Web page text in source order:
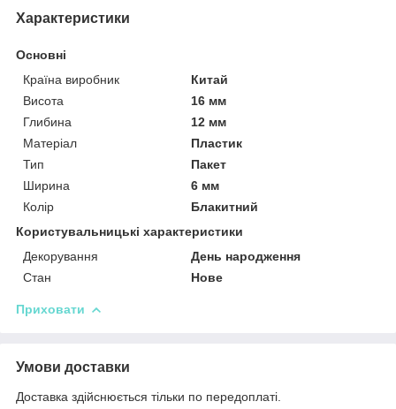
Характеристики
Основні
Країна виробник
Китай
Висота
16 мм
Глибина
12 мм
Матеріал
Пластик
Тип
Пакет
Ширина
6 мм
Колір
Блакитний
Користувальницькі характеристики
Декорування
День народження
Стан
Нове
Приховати
Умови доставки
Доставка здійснюється тільки по передоплаті.